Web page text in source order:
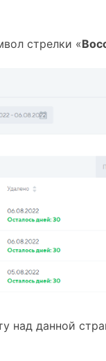
стрелки «
над данной